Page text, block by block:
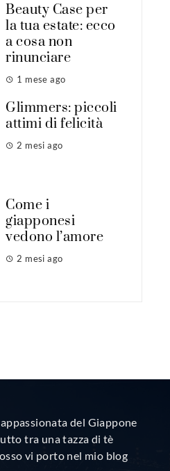
Beauty Case per
la tua estate: ecco
a cosa non
rinunciare
1 mese ago
Glimmers: piccoli
attimi di felicità
2 mesi ago
Come i
giapponesi
vedono l’amore
2 mesi ago
del Giappone
tra una tazza di tè
vi porto nel mio blog